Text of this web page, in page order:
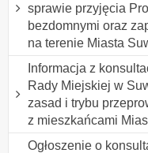
sprawie przyjęcia
bezdomnymi oraz
na terenie Miasta
Informacja z
Rady Miejskiej w
zasad i trybu
z mieszkańcami
Ogłoszenie o